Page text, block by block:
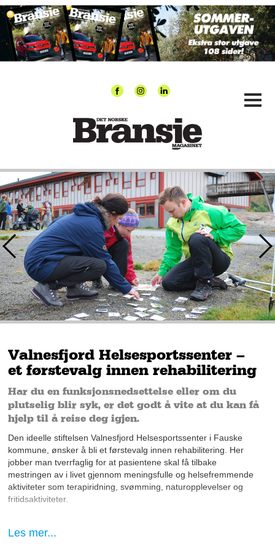
Valnesfjord Helsesportssenter –
et førstevalg innen rehabilitering
Har du en funksjonsnedsettelse eller om du
plutselig blir syk, er det godt å vite at du kan få
hjelp til å reise deg igjen.
Den ideelle stiftelsen Valnesfjord Helsesportssenter i Fauske
kommune, ønsker å bli et førstevalg innen rehabilitering. Her
jobber man tverrfaglig for at pasientene skal få tilbake
mestringen av i livet gjennom meningsfulle og helsefremmende
aktiviteter som terapiridning, svømming, naturopplevelser og
fritidsaktiviteter.
spesialhelsetjenesten, ligger dessuten idyllisk til i Valnesfjord.
Les mer...